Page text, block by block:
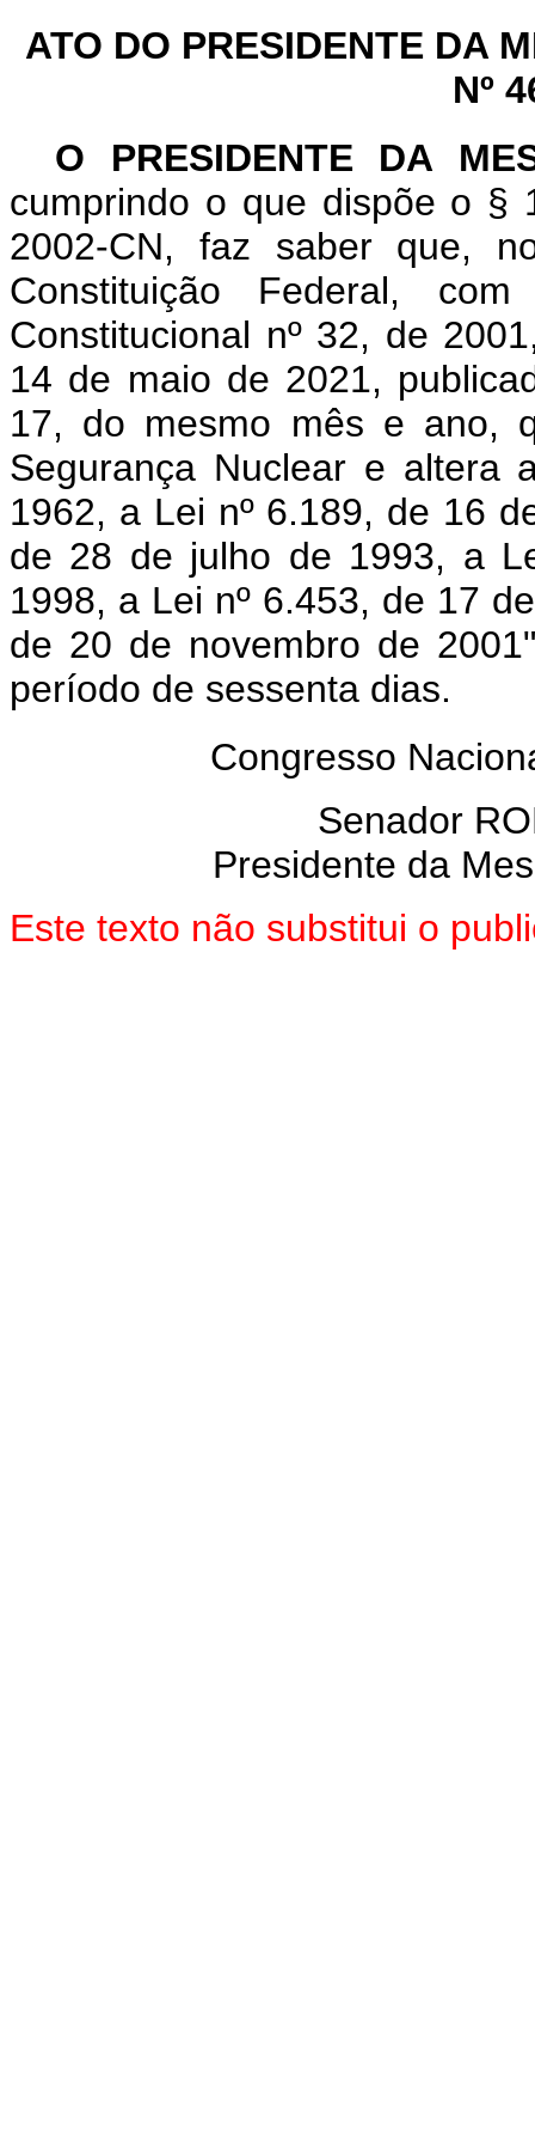
ATO DO PRESIDENTE DA
Nº
O PRESIDENTE DA
cumprindo o que dispõe o §
2002-CN, faz saber que,
Constituição Federal,
Constitucional nº 32, de
14 de maio de 2021,
17, do mesmo mês e ano,
Segurança Nuclear e altera
1962, a Lei nº 6.189, de 16
de 28 de julho de 1993, a
1998, a Lei nº 6.453, de 17
de 20 de novembro de
período de sessenta dias.
Congresso
Senador
Presidente da
Este texto não substitui o